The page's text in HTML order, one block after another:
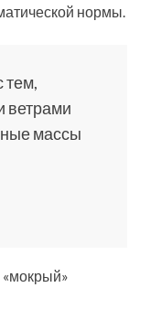
нормы.
тем,
ветрами
массы
«мокрый»